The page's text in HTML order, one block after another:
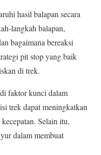
hasil balapan secara
langkah balapan,
bagaimana bereaksi
pit stop yang baik
di trek.
faktor kunci dalam
trek dapat meningkatkan
Selain itu,
dalam membuat